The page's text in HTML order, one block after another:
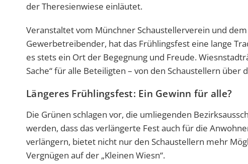
der Theresienwiese einläutet.
Veranstaltet vom Münchner Schaustellerverein und
Gewerbetreibender, hat das Frühlingsfest eine lange
es stets ein Ort der Begegnung und Freude.
Sache“ für alle Beteiligten – von den Schaustellern über
Längeres Frühlingsfest: Ein Gewinn für alle?
Die Grünen schlagen vor, die umliegenden
werden, dass das verlängerte Fest auch für die
verlängern, bietet nicht nur den Schaustellern mehr
Vergnügen auf der „Kleinen Wiesn“.